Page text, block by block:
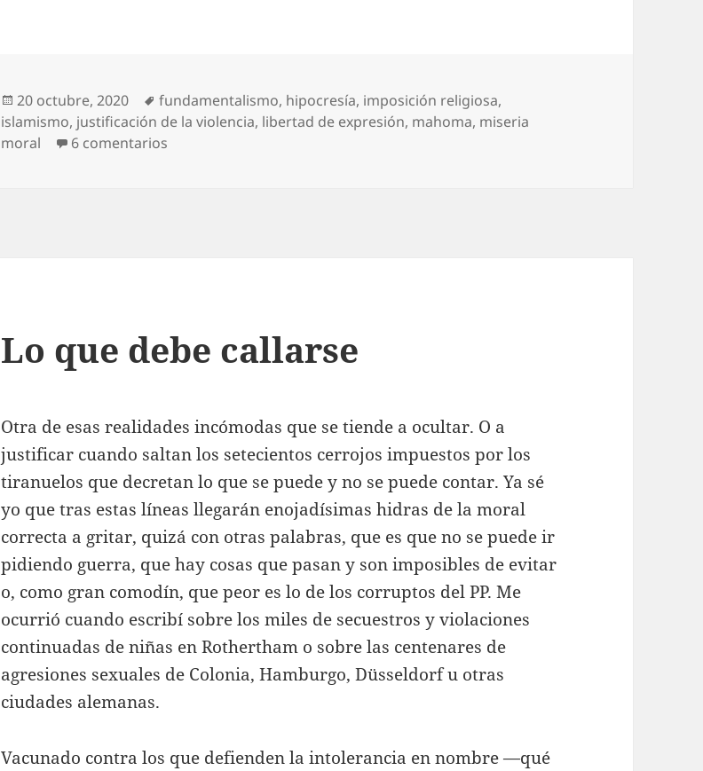
Publicado
el
20 octubre, 2020 Etiquetas
fundamentalismo, hipocresía, imposición religiosa,
islamismo, justificación de la violencia, libertad de expresión, mahoma, miseria
moral
6 comentarios
Lo que debe callarse
Otra de esas realidades incómodas que se tiende a ocultar. O a
justificar cuando saltan los setecientos cerrojos impuestos por los
tiranuelos que decretan lo que se puede y no se puede contar. Ya sé
yo que tras estas líneas llegarán enojadísimas hidras de la moral
correcta a gritar, quizá con otras palabras, que es que no se puede ir
pidiendo guerra, que hay cosas que pasan y son imposibles de evitar
o, como gran comodín, que peor es lo de los corruptos del PP. Me
ocurrió cuando escribí sobre los miles de secuestros y violaciones
continuadas de niñas en Rothertham o sobre las centenares de
agresiones sexuales de Colonia, Hamburgo, Düsseldorf u otras
ciudades alemanas.
Vacunado contra los que defienden la intolerancia en nombre —qué